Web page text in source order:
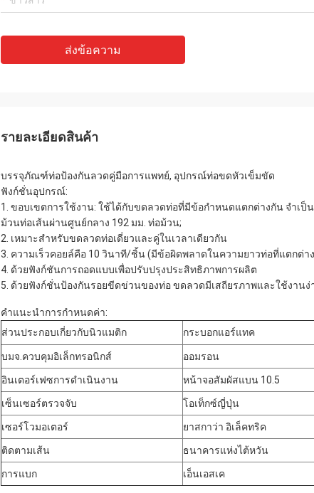
ส่งข้อความ
รายละเอียดสินค้า
บรรจุภัณฑ์ท่อป้องกันลวดคู่มือการแพทย์, อุปกรณ์ท่อขดหัวเข็มขัด
ฟังก์ชั่นอุปกรณ์:
1. ขอบเขตการใช้งาน: ใช้ได้กับขดลวดท่อที่มีข้อกำหนดแตกต่างกัน จำเ
ม้วนท่อเส้นผ่านศูนย์กลาง 192 มม. ท่อม้วน;
2. เหมาะสำหรับขดลวดท่อเดี่ยวและคู่ในเวลาเดียวกัน
3. ความเร็วคอยล์คือ 10 วินาที/ชิ้น (มีข้อผิดพลาดในความยาวท่อที่แตกต่า
4. ด้วยฟังก์ชันการถอดแบบเพื่อปรับปรุงประสิทธิภาพการผลิต
5. ด้วยฟังก์ชั่นป้องกันรอยขีดข่วนของท่อ ขดลวดมีเสถียรภาพและใช้งานง่
คำแนะนำการกำหนดค่า:
ส่วนประกอบเกี่ยวกับนิวแมติก
กระบอกแอร์แทค
บมจ.ควบคุมอิเล็กทรอนิกส์ ออมรอน
อินเตอร์เฟซการดำเนินงาน หน้าจอสัมผัสแบน 10.5
เซ็นเซอร์ตรวจจับ โอเท็กซ์ญี่ปุ่น
เซอร์โวมอเตอร์ ยาสกาว่า อิเล็คทริค
ติดตามเส้น ธนาคารแห่งไต้หวัน
การแบก เอ็นเอสเค